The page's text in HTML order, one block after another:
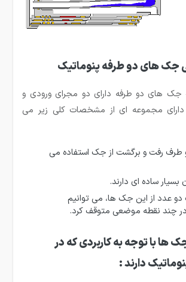
های دو طرفه پنوماتیک
جک های دو طرفه دارای دو مجرای ورودی و
مجموعه ای از مشخصات کلی زیر می
طرف رفت و برگشت از جک استفاده می
ساده ای دارند.
دو عدد از این جک ها، می توانیم
چند نقطه موضعی متوقف کرد.
ها با توجه به کاربردی که در
دارند :